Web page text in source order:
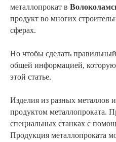
металлопрокат в
продукт во многих
сферах.
Но чтобы сделать
общей информацией,
этой статье.
Изделия из разных металлов
продуктом металлопроката.
специальных станках с
Продукция металлопроката